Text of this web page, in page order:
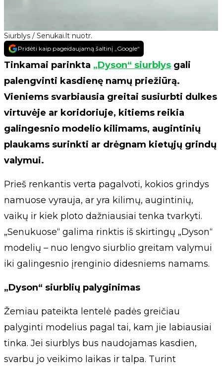
Siurblys / Senukai.lt nuotr.
Pridėti kaip pageidaujamą šaltinį „Google“
Tinkamai parinkta „Dyson“ siurblys gali
palengvinti kasdienę namų priežiūrą.
Vieniems svarbiausia greitai susiurbti dulkes
virtuvėje ar koridoriuje, kitiems reikia
galingesnio modelio kilimams, augintinių
plaukams surinkti ar drėgnam kietųjų grindų
valymui.
Prieš renkantis verta pagalvoti, kokios grindys
namuose vyrauja, ar yra kilimų, augintinių,
vaikų ir kiek ploto dažniausiai tenka tvarkyti.
„Senukuose“ galima rinktis iš skirtingų „Dyson“
modelių – nuo lengvo siurblio greitam valymui
iki galingesnio įrenginio didesniems namams.
„Dyson“ siurblių palyginimas
Žemiau pateikta lentelė padės greičiau
palyginti modelius pagal tai, kam jie labiausiai
tinka. Jei siurblys bus naudojamas kasdien,
svarbu jo veikimo laikas ir talpa. Turint